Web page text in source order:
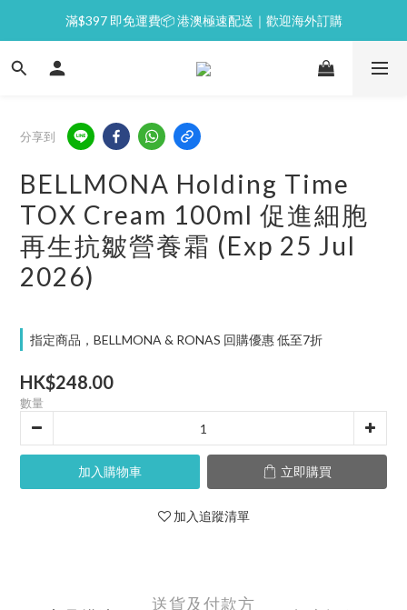
⭐逢星期一malluxe day｜7%購物金回贈
滿$397 即免運費📦 港澳極速配送｜歡迎海外訂購
💙新會員｜首單即減 $50💰
分享到
BELLMONA Holding Time
TOX Cream 100ml 促進細胞
再生抗皺營養霜 (Exp 25 Jul
2026)
指定商品，BELLMONA & RONAS 回購優惠 低至7折
HK$248.00
數量
加入購物車 立即購買
加入追蹤清單
送貨及付款方